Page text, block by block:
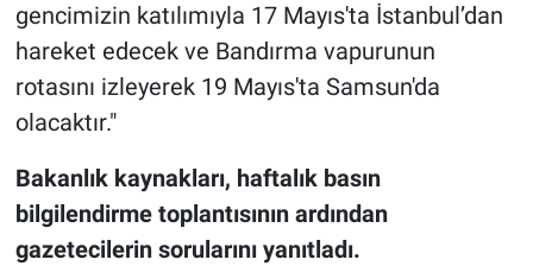
gencimizin katılımıyla 17 Mayıs'ta İstanbul’dan
hareket edecek ve Bandırma vapurunun
rotasını izleyerek 19 Mayıs'ta Samsun'da
olacaktır."
Bakanlık kaynakları, haftalık basın
bilgilendirme toplantısının ardından
gazetecilerin sorularını yanıtladı.